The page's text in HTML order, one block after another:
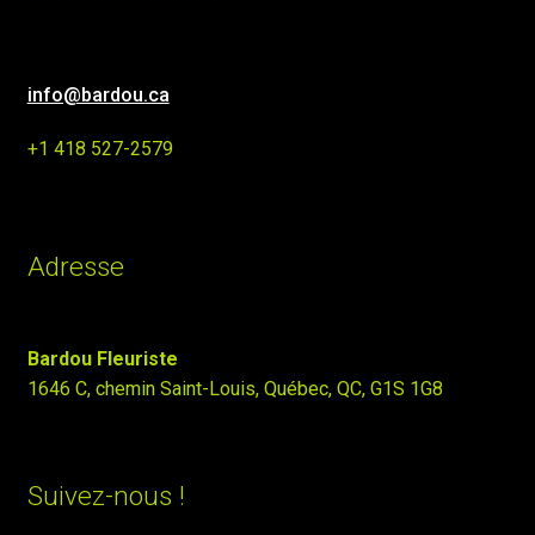
info@bardou.ca
+1 418 527-2579
Adresse
Bardou Fleuriste
1646 C, chemin Saint-Louis, Québec, QC, G1S 1G8
Suivez-nous !